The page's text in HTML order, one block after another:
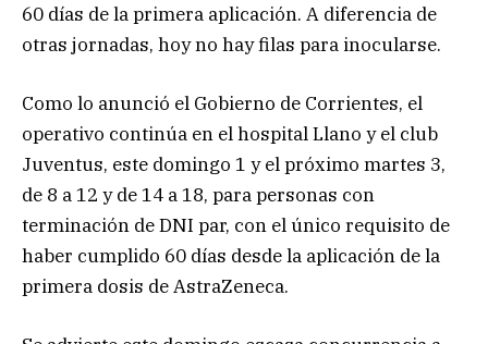
60 días de la primera aplicación. A diferencia de
otras jornadas, hoy no hay filas para inocularse.
Como lo anunció el Gobierno de Corrientes, el
operativo continúa en el hospital Llano y el club
Juventus, este domingo 1 y el próximo martes 3,
de 8 a 12 y de 14 a 18, para personas con
terminación de DNI par, con el único requisito de
haber cumplido 60 días desde la aplicación de la
primera dosis de AstraZeneca.